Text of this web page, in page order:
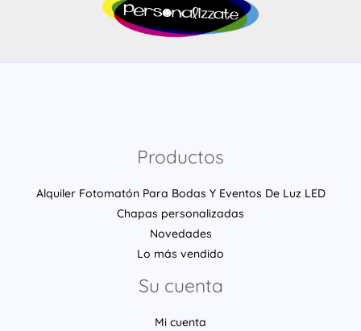
Productos
Alquiler Fotomatón Para Bodas Y Eventos De Luz LED
Chapas personalizadas
Novedades
Lo más vendido
Su cuenta
Mi cuenta